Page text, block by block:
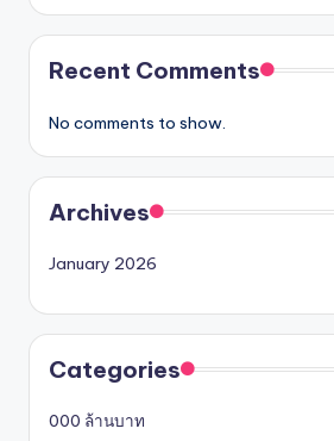
Recent Comments
No comments to show.
Archives
January 2026
Categories
000 ล้านบาท